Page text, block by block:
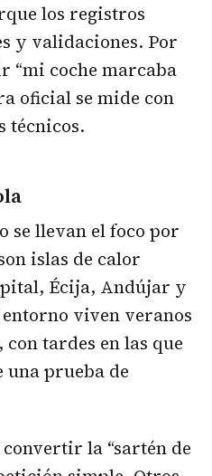
los registros
y validaciones. Por
“mi coche marcaba
oficial se mide con
técnicos.
se llevan el foco por
islas de calor
Écija, Andújar y
viven veranos
tardes en las que
una prueba de
la “sartén de